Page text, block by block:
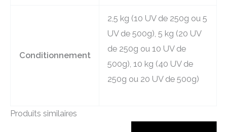
Conditionnement
2,5 kg (10 UV de 250g ou 5
UV de 500g), 5 kg (20 UV
de 250g ou 10 UV de
500g), 10 kg (40 UV de
250g ou 20 UV de 500g)
Produits similaires